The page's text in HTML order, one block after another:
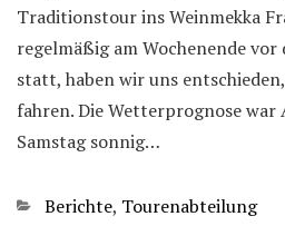
Traditionstour ins Weinmekka
regelmäßig am Wochenende
statt, haben wir uns
fahren. Die Wetterprognose
Samstag sonnig…
Kategorien
Berichte, Tourenabteilung